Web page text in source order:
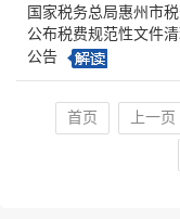
国家税务总局惠州市
公布税费规范性文件
公告
首页 上一页